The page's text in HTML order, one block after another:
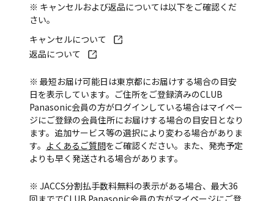
※ キャンセルおよび返品については以下をご確認くだ
さい。
キャンセルについて
返品について
※ 最短お届け可能日は東京都にお届けする場合の目安
日を表示しています。ご住所をご登録済みのCLUB
Panasonic会員の方がログインしている場合はマイペー
ジにご登録の会員住所にお届けする場合の目安日となり
ます。追加サービス等の選択により変わる場合がありま
す。 よくあるご質問をご確認ください。また、発売予定
よりも早く発送される場合があります。
※ JACCS分割払手数料無料の表示がある場合、最大36
回まででCLUB Panasonic会員の方がマイページにご登